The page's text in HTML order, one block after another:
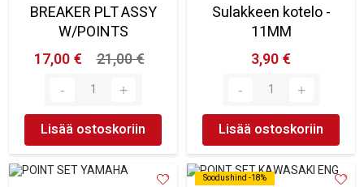
BREAKER PLT ASSY
W/POINTS
17,00 €
21,00 €
Lisää ostoskoriin
Sulakkeen kotelo -
11MM
3,90 €
Lisää ostoskoriin
Soodushind -18%
Soodushind -18%